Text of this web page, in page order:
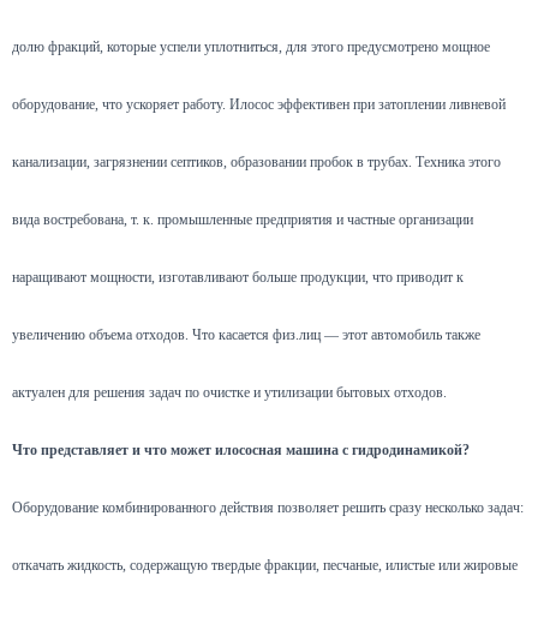
долю фракций, которые успели уплотниться, для этого предусмотрено мощное
оборудование, что ускоряет работу. Илосос эффективен при затоплении ливневой
канализации, загрязнении септиков, образовании пробок в трубах. Техника этого
вида востребована, т. к. промышленные предприятия и частные организации
наращивают мощности, изготавливают больше продукции, что приводит к
увеличению объема отходов. Что касается физ.лиц — этот автомобиль также
актуален для решения задач по очистке и утилизации бытовых отходов.
Что представляет и что может илососная машина с гидродинамикой?
Оборудование комбинированного действия позволяет решить сразу несколько задач:
откачать жидкость, содержащую твердые фракции, песчаные, илистые или жировые